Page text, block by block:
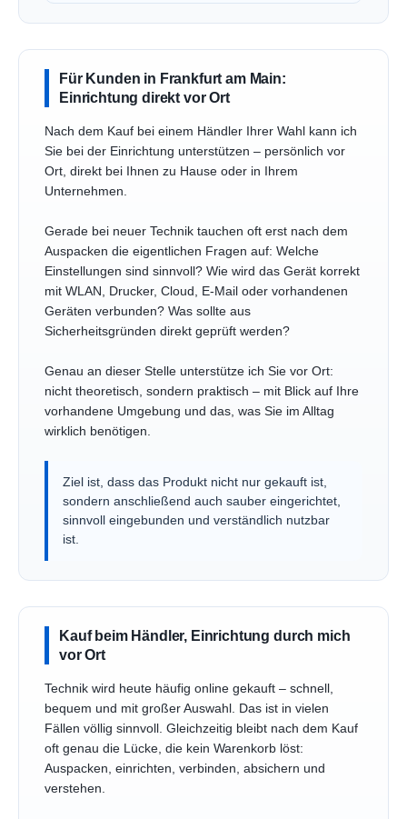
Für Kunden in Frankfurt am Main:
Einrichtung direkt vor Ort
Nach dem Kauf bei einem Händler Ihrer Wahl kann ich
Sie bei der Einrichtung unterstützen – persönlich vor
Ort, direkt bei Ihnen zu Hause oder in Ihrem
Unternehmen.
Gerade bei neuer Technik tauchen oft erst nach dem
Auspacken die eigentlichen Fragen auf: Welche
Einstellungen sind sinnvoll? Wie wird das Gerät korrekt
mit WLAN, Drucker, Cloud, E-Mail oder vorhandenen
Geräten verbunden? Was sollte aus
Sicherheitsgründen direkt geprüft werden?
Genau an dieser Stelle unterstütze ich Sie vor Ort:
nicht theoretisch, sondern praktisch – mit Blick auf Ihre
vorhandene Umgebung und das, was Sie im Alltag
wirklich benötigen.
Ziel ist, dass das Produkt nicht nur gekauft ist,
sondern anschließend auch sauber eingerichtet,
sinnvoll eingebunden und verständlich nutzbar
ist.
Kauf beim Händler, Einrichtung durch mich
vor Ort
Technik wird heute häufig online gekauft – schnell,
bequem und mit großer Auswahl. Das ist in vielen
Fällen völlig sinnvoll. Gleichzeitig bleibt nach dem Kauf
oft genau die Lücke, die kein Warenkorb löst:
Auspacken, einrichten, verbinden, absichern und
verstehen.